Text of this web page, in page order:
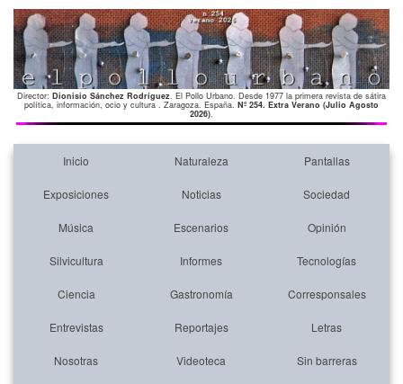
Director: Dionisio Sánchez Rodríguez. El Pollo Urbano. Desde 1977 la primera revista de sátira
política, información, ocio y cultura . Zaragoza. España. Nº 254. Extra Verano (Julio Agosto
2026).
Inicio Naturaleza Pantallas
Exposiciones Noticias Sociedad
Música Escenarios Opinión
Silvicultura Informes Tecnologías
Ciencia Gastronomía Corresponsales
Entrevistas Reportajes Letras
Nosotras Videoteca Sin barreras